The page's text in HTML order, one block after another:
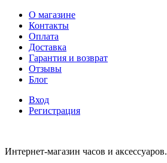
О магазине
Контакты
Оплата
Доставка
Гарантия и возврат
Отзывы
Блог
Вход
Регистрация
Интернет-магазин часов и аксессуаров.